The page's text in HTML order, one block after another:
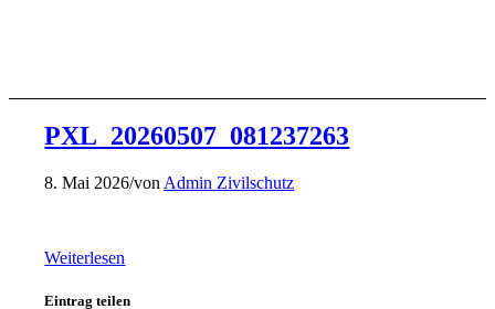
PXL_20260507_081237263
8. Mai 2026/von Admin Zivilschutz
Weiterlesen
Eintrag teilen